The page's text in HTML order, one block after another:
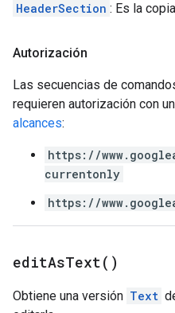
HeaderSection : Es la
Autorización
Las secuencias de
requieren autorización con
alcances:
https://
currentonly
https://
editAsText( )
Obtiene una versión Text